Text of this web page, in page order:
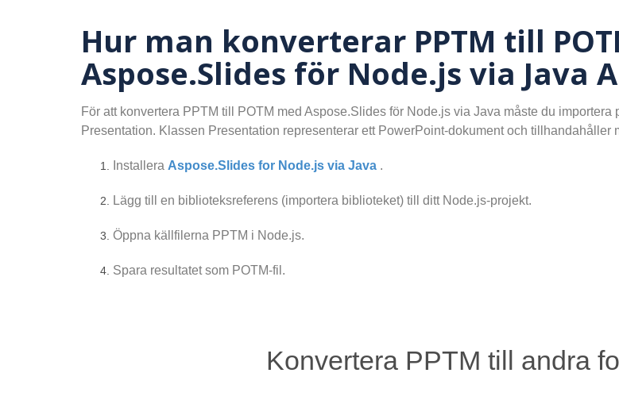
Hur man konverterar PPTM till
Aspose.Slides för Node.js via Java
För att konvertera PPTM till POTM med Aspose.Slides för Node.js via Java måste du
Presentation. Klassen Presentation representerar ett PowerPoint-dokument och tillhandahåller
Installera Aspose.Slides for Node.js via Java .
Lägg till en biblioteksreferens (importera biblioteket) till ditt Node.js-projekt.
Öppna källfilerna PPTM i Node.js.
Spara resultatet som POTM-fil.
Konvertera PPTM till andra